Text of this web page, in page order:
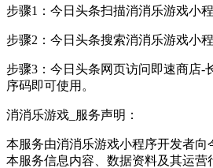
步骤1：今日头条扫描消消乐游戏小
步骤2：今日头条搜索消消乐游戏小
步骤3：今日头条网页访问即速商店-
序码即可使用。
消消乐游戏_服务声明：
本服务由消消乐游戏小程序开发者向
本服务信息内容、数据资料及其运营